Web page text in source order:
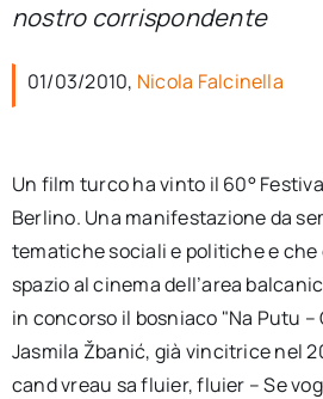
per:
Ita
nostro corrispondente
01/03/2010, Nicola Falcinella
Un film turco ha vinto il 60°
Berlino. Una manifestazione da
tematiche sociali e politiche e che
spazio al cinema dell’area
in concorso il bosniaco "Na Putu –
Jasmila Žbanić, già vincitrice nel
cand vreau sa fluier, fluier – Se